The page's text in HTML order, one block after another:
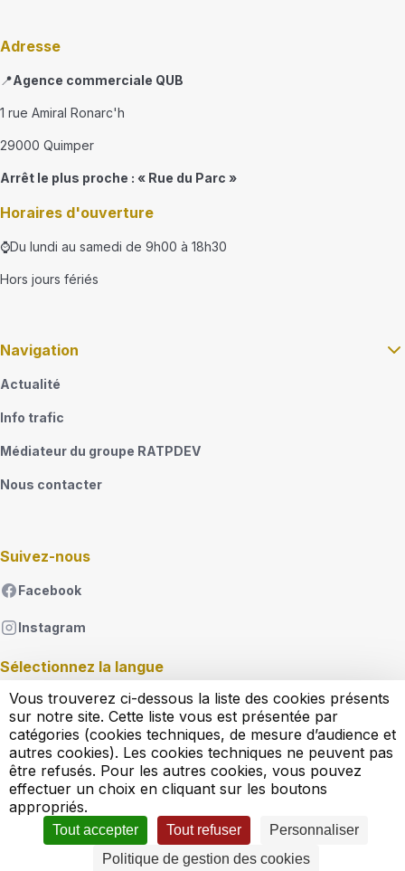
Adresse
📍Agence commerciale QUB
1 rue Amiral Ronarc'h
29000 Quimper
Arrêt le plus proche : « Rue du Parc »
Horaires d'ouverture
⌚Du lundi au samedi de 9h00 à 18h30
Hors jours fériés
Navigation
Actualité
Info trafic
Médiateur du groupe RATPDEV
Nous contacter
Suivez-nous
Facebook
Instagram
Sélectionnez la langue
French
Lister les actions supplémentaires
Règlement d'exploitation
Conditions générales de vente
Conditions générales d'utilisation
Politique cookies
Politique de confidentialité
Gérer mes cookies
Vous trouverez ci-dessous la liste des cookies présents
sur notre site. Cette liste vous est présentée par
catégories (cookies techniques, de mesure d’audience et
autres cookies). Les cookies techniques ne peuvent pas
être refusés. Pour les autres cookies, vous pouvez
effectuer un choix en cliquant sur les boutons
appropriés.
Tout accepter Tout refuser
Personnaliser
Politique de gestion des cookies